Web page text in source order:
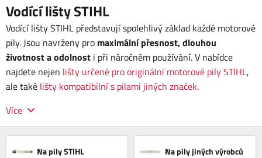
Vodící lišty STIHL
Vodící lišty STIHL představují spolehlivý základ každé motorové
pily. Jsou navrženy pro maximální přesnost, dlouhou
životnost a odolnost i při náročném používání. V nabídce
najdete nejen lišty určené pro originální motorové pily STIHL,
ale také lišty kompatibilní s pilami jiných značek.
Více
Na pily STIHL Na pily jiných výrobců